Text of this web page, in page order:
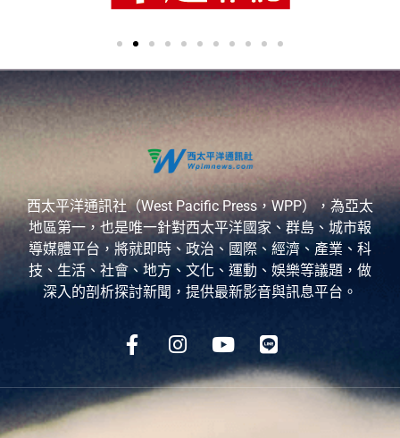
西太平洋通訊社（West Pacific Press，WPP），為亞太
地區第一，也是唯一針對西太平洋國家、群島、城市報
導媒體平台，將就即時、政治、國際、經濟、產業、科
技、生活、社會、地方、文化、運動、娛樂等議題，做
深入的剖析探討新聞，提供最新影音與訊息平台。